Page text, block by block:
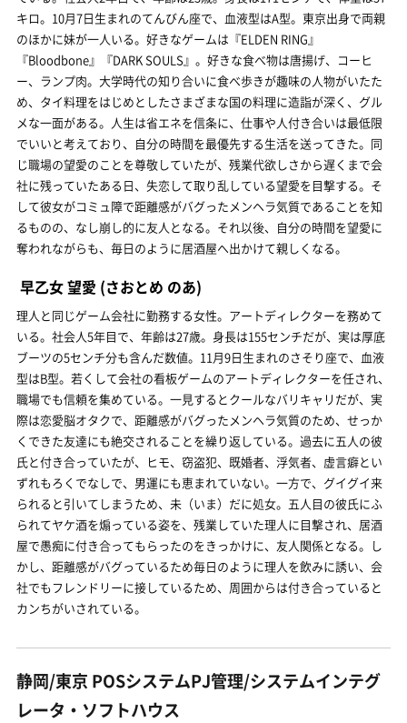
キロ。10月7日生まれのてんびん座で、血液型はA型。東京出身で両親
のほかに妹が一人いる。好きなゲームは『ELDEN RING』
『Bloodbone』『DARK SOULS』。好きな食べ物は唐揚げ、コーヒ
ー、ランプ肉。大学時代の知り合いに食べ歩きが趣味の人物がいたた
め、タイ料理をはじめとしたさまざまな国の料理に造詣が深く、グル
メな一面がある。人生は省エネを信条に、仕事や人付き合いは最低限
でいいと考えており、自分の時間を最優先する生活を送ってきた。同
じ職場の望愛のことを尊敬していたが、残業代欲しさから遅くまで会
社に残っていたある日、失恋して取り乱している望愛を目撃する。そ
して彼女がコミュ障で距離感がバグったメンヘラ気質であることを知
るものの、なし崩し的に友人となる。それ以後、自分の時間を望愛に
奪われながらも、毎日のように居酒屋へ出かけて親しくなる。
早乙女 望愛 (さおとめ のあ)
理人と同じゲーム会社に勤務する女性。アートディレクターを務めて
いる。社会人5年目で、年齢は27歳。身長は155センチだが、実は厚底
ブーツの5センチ分も含んだ数値。11月9日生まれのさそり座で、血液
型はB型。若くして会社の看板ゲームのアートディレクターを任され、
職場でも信頼を集めている。一見するとクールなバリキャリだが、実
際は恋愛脳オタクで、距離感がバグったメンヘラ気質のため、せっか
くできた友達にも絶交されることを繰り返している。過去に五人の彼
氏と付き合っていたが、ヒモ、窃盗犯、既婚者、浮気者、虚言癖とい
ずれもろくでなしで、男運にも恵まれていない。一方で、グイグイ来
られると引いてしまうため、未（いま）だに処女。五人目の彼氏にふ
られてヤケ酒を煽っている姿を、残業していた理人に目撃され、居酒
屋で愚痴に付き合ってもらったのをきっかけに、友人関係となる。し
かし、距離感がバグっているため毎日のように理人を飲みに誘い、会
社でもフレンドリーに接しているため、周囲からは付き合っていると
カンちがいされている。
静岡/東京 POSシステムPJ管理/システムインテグ
レータ・ソフトハウス